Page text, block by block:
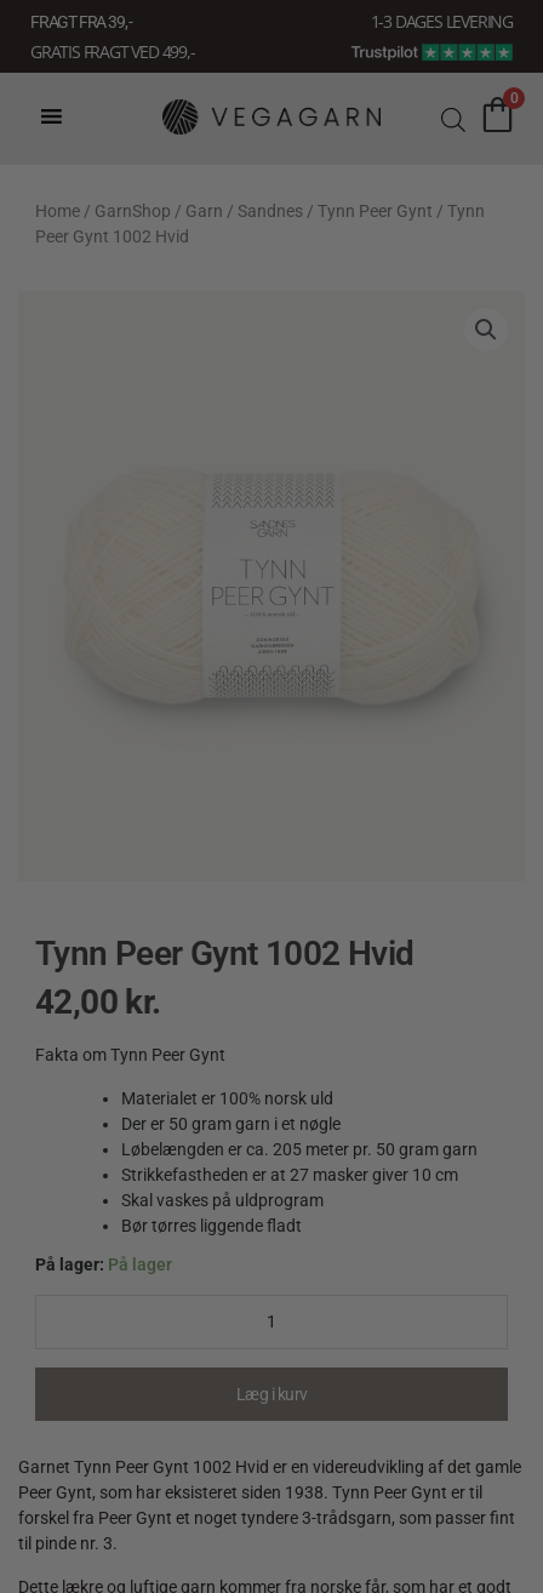
indholdet
FRAGT FRA 39, -
1-3 DAGES LEVERING
GRATIS FRAGT VED 499,-
0
Home / GarnShop / Garn / Sandnes / Tynn Peer Gynt / Tynn
Peer Gynt 1002 Hvid
Tynn Peer Gynt 1002 Hvid
42,00 kr.
Fakta om Tynn Peer Gynt
Materialet er 100% norsk uld
Der er 50 gram garn i et nøgle
Løbelængden er ca. 205 meter pr. 50 gram garn
Strikkefastheden er at 27 masker giver 10 cm
Skal vaskes på uldprogram
Bør tørres liggende fladt
På lager: På lager
Læg i kurv
Garnet Tynn Peer Gynt 1002 Hvid er en videreudvikling af det gamle
Peer Gynt, som har eksisteret siden 1938. Tynn Peer Gynt er til
forskel fra Peer Gynt et noget tyndere 3-trådsgarn, som passer fint
til pinde nr. 3.
Dette lækre og luftige garn kommer fra norske får, som har et godt